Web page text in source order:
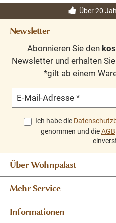
Über 20
Newsletter
Abonnieren Sie den
Newsletter und erhalten
*gilt ab einem
E-Mail-Adresse *
Ich habe die
genommen und dieAGB
Über Wohnpalast
Mehr Service
Informationen